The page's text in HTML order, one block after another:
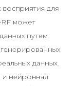
для
может
путем
данных.
и нейронная